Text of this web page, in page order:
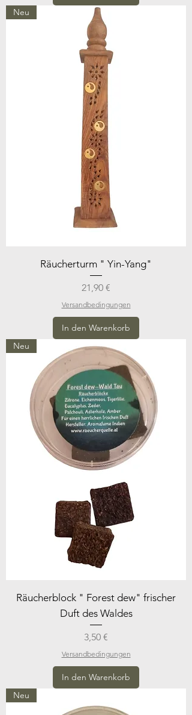
Neu
Räucherturm " Yin-Yang"
Preis
21,90 €
Versandbedingungen
In den Warenkorb
Neu
Räucherblock " Forest dew" frischer
Duft des Waldes
Preis
3,50 €
Versandbedingungen
In den Warenkorb
Neu